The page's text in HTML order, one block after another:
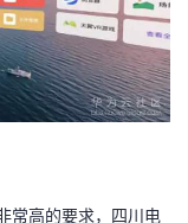
常高的要求，四川电